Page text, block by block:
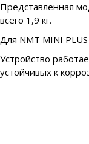
Представленная
всего 1,9 кг.
Для NMT MINI
Устройство
устойчивых к